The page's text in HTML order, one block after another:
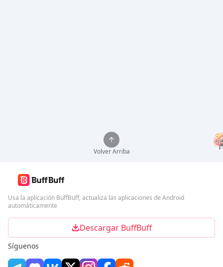
Volver Arriba
Usa la aplicación BuffBuff, actualiza las aplicaciones de Android
automáticamente
Descargar BuffBuff
Síguenos